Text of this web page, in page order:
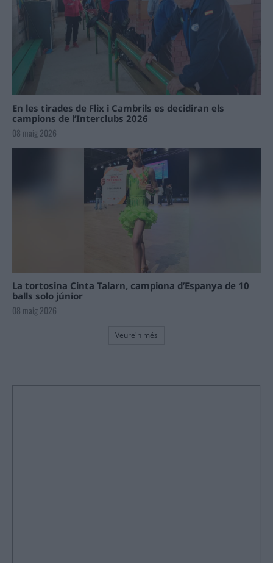
En les tirades de Flix i Cambrils es decidiran els
campions de l’Interclubs 2026
08 maig 2026
La tortosina Cinta Talarn, campiona d’Espanya de 10
balls solo júnior
08 maig 2026
Veure'n més